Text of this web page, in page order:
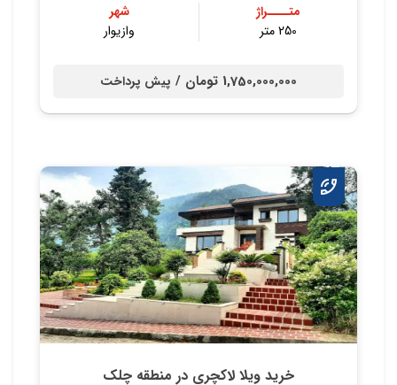
متــــراژ
250 متر
شهر
وازیوار
1,750,000,000 تومان / پیش پرداخت
خرید ویلا لاکچری در منطقه چلک